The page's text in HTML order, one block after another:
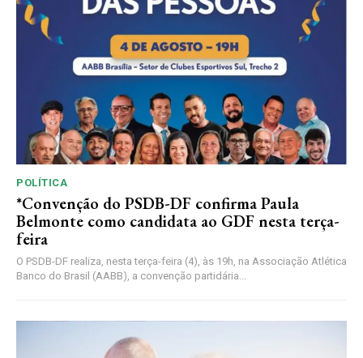
POLÍTICA
*Convenção do PSDB-DF confirma Paula
Belmonte como candidata ao GDF nesta terça-
feira
O PSDB-DF realiza, nesta terça-feira (4), às 19h, na Associação Atlética
Banco do Brasil (AABB), a convenção partidária...